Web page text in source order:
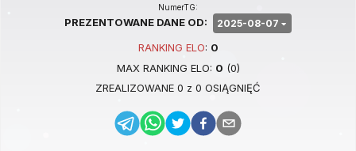
NumerTG:
PREZENTOWANE DANE OD: 2025-08-07
RANKING ELO: 0
MAX RANKING ELO: 0 (0)
ZREALIZOWANE 0 z 0 OSIĄGNIĘĆ